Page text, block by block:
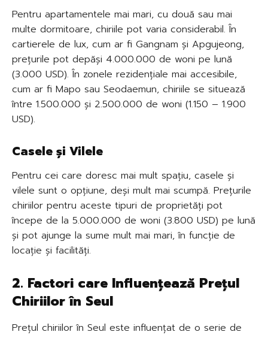
Pentru apartamentele mai mari, cu două sau mai
multe dormitoare, chiriile pot varia considerabil. În
cartierele de lux, cum ar fi Gangnam și Apgujeong,
prețurile pot depăși 4.000.000 de woni pe lună
(3.000 USD). În zonele rezidențiale mai accesibile,
cum ar fi Mapo sau Seodaemun, chiriile se situează
între 1.500.000 și 2.500.000 de woni (1.150 – 1.900
USD).
Casele și Vilele
Pentru cei care doresc mai mult spațiu, casele și
vilele sunt o opțiune, deși mult mai scumpă. Prețurile
chiriilor pentru aceste tipuri de proprietăți pot
începe de la 5.000.000 de woni (3.800 USD) pe lună
și pot ajunge la sume mult mai mari, în funcție de
locație și facilități.
2. Factori care Influențează Prețul
Chiriilor în Seul
Prețul chiriilor în Seul este influențat de o serie de